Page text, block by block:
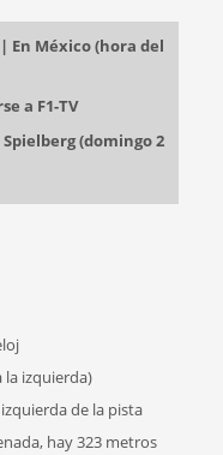
En México (hora del
a F1-TV
(domingo 2
la izquierda)
de la pista
hay 323 metros